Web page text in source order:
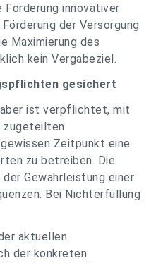
innovativer
der Versorgung
Maximierung des
kein Vergabeziel.
gesichert
ist verpflichtet, mit
zugeteilten
Zeitpunkt eine
zu betreiben. Die
Gewährleistung einer
Bei Nichterfüllung
aktuellen
der konkreten